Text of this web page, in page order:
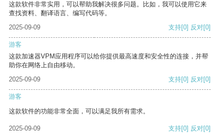
这款软件非常实用，可以帮助我解决很多问题。比如，我可以使用它来
查找资料、翻译语言、编写代码等。
2025-09-09
支持[0] 反对[0]
游客
这款加速器VPM应用程序可以给你提供最高速度和安全性的连接，并帮
助你在网络上自由移动。
2025-09-09
支持[0] 反对[0]
游客
这款软件的功能非常全面，可以满足我所有需求。
2025-09-09 支持[0] 反对[0]